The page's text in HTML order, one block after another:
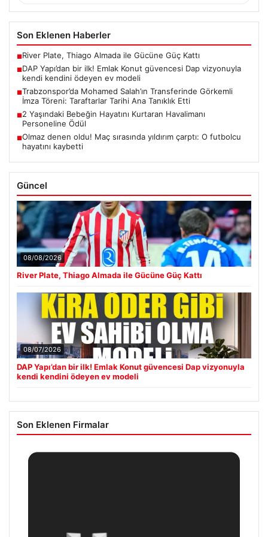
Son Eklenen Haberler
■River Plate, Thiago Almada ile Gücüne Güç Kattı
■DAP Yapı’dan bir ilk! Emlak Konut güvencesi Dap vizyonuyla
kendi kendini ödeyen ev modeli
■Trabzonspor’da Mohamed Salah’ın Transferinde Görkemli
İmza Töreni: Taraftarlar Tarihi Ana Tanıklık Etti
■2 Yaşındaki Bebeğin Hayatını Kurtaran Havalimanı
Personeline Ödül
■Olmaz denen oldu! Maç sırasında yıldırım çarptı: O futbolcu
hayatını kaybetti
Güncel
08/08/2026
River Plate, Thiago Almada ile Gücüne Güç Kattı
08/07/2026
DAP Yapı’dan bir ilk! Emlak Konut güvencesi Dap vizyonuyla
kendi kendini ödeyen ev modeli
Son Eklenen Firmalar